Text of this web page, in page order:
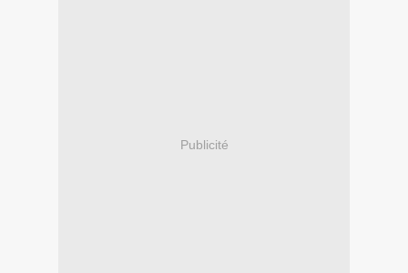
Publicité